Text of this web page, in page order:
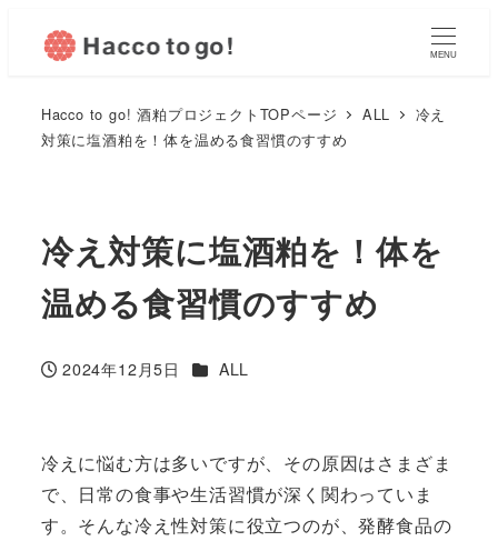
MENU
Hacco to go! 酒粕プロジェクトTOPページ ALL
冷え
対策に塩酒粕を！体を温める食習慣のすすめ
冷え対策に塩酒粕を！体を
温める食習慣のすすめ
投稿日
2024年12月5日 カテゴリー
ALL
冷えに悩む方は多いですが、その原因はさまざま
で、日常の食事や生活習慣が深く関わっていま
す。そんな冷え性対策に役立つのが、発酵食品の